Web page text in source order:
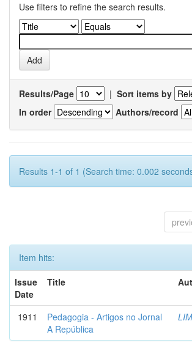
Use filters to refine the search results.
Results/Page | Sort items by
In order
Authors/record
Results 1-1 of 1 (Search time: 0.002
Item hits:
Issue
Date
Title
1911
Pedagogia - Artigos no Jornal
A República